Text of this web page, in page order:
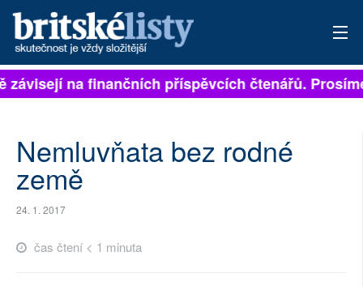
PŘIHLÁSIT
ARCHIV
na finančních příspěvcích čtenářů.
Nemluvňata bez rodné
země
24. 1. 2017
čas čtení < 1 minuta